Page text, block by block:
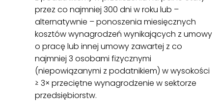
przez co najmniej 300 dni w roku lub –
alternatywnie – ponoszenia miesięcznych
kosztów wynagrodzeń wynikających z umowy
o pracę lub innej umowy zawartej z co
najmniej 3 osobami fizycznymi
(niepowiązanymi z podatnikiem) w wysokości
≥ 3× przeciętne wynagrodzenie w sektorze
przedsiębiorstw.